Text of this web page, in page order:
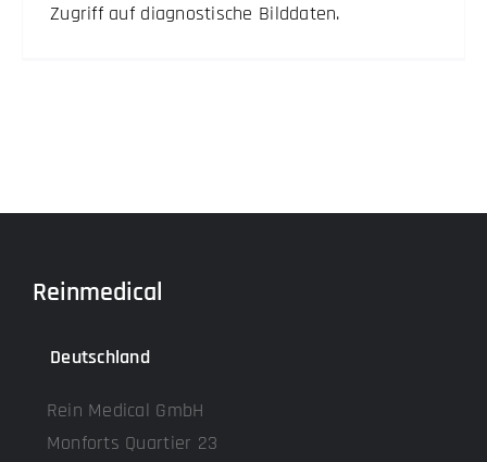
Zugriff auf diagnostische Bilddaten.
Reinmedical
Deutschland
Rein Medical GmbH
Monforts Quartier 23